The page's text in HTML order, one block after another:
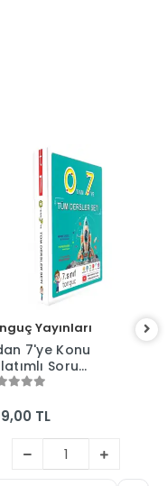
Yayınları
7'ye Konu
Soru
Seti
Yayınları
TL